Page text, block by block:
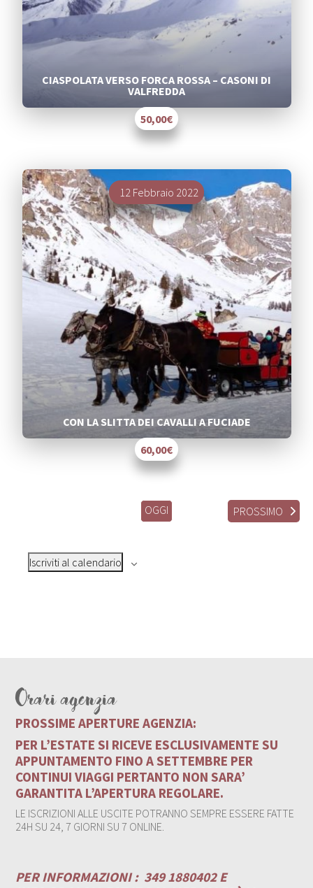
CIASPOLATA VERSO FORCA ROSSA – CASONI DI
VALFREDDA
50,00€
CON LA SLITTA DEI CAVALLI A FUCIADE
Segnalati
12 Febbraio 2022
60,00€
OGGI PROSSIMOEVENTI
Iscriviti al calendario
Orari agenzia
PROSSIME APERTURE AGENZIA:
PER L’ESTATE SI RICEVE ESCLUSIVAMENTE SU
APPUNTAMENTO FINO A SETTEMBRE PER
CONTINUI VIAGGI PERTANTO NON SARA’
GARANTITA L’APERTURA REGOLARE.
LE ISCRIZIONI ALLE USCITE POTRANNO SEMPRE ESSERE FATTE
24H SU 24, 7 GIORNI SU 7 ONLINE.
PER INFORMAZIONI : 349 1880402 E